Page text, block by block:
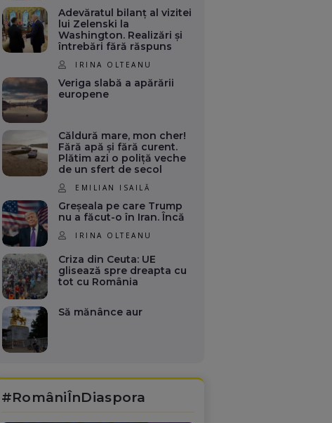
Adevăratul bilanț al vizitei
lui Zelenski la
Washington. Realizări și
întrebări fără răspuns
IRINA OLTEANU
Veriga slabă a apărării
europene
Căldură mare, mon cher!
Fără apă și fără curent.
Plătim azi o poliță veche
de un sfert de secol
EMILIAN ISAILĂ
Greșeala pe care Trump
nu a făcut-o în Iran. Încă
IRINA OLTEANU
Criza din Ceuta: UE
glisează spre dreapta cu
tot cu România
Să mănânce aur
#RomâniÎnDiaspora